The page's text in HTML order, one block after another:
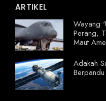
ARTIKEL
Wayang
Perang,
Maut
Adakah